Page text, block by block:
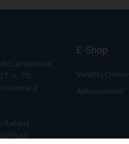
all'editoria
n. 70.
comma 2
Italiana
E-Shop
Vendita Online
Abbonamenti